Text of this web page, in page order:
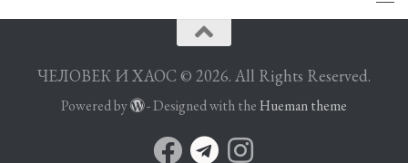
ЧЕЛОВЕК И ХАОС © 2026. All Rights Reserved.
Powered by - Designed with theHueman theme